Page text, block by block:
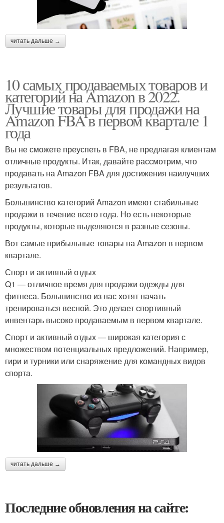
читать дальше →
10 самых продаваемых товаров и
категорий на Amazon в 2022.
Лучшие товары для продажи на
Amazon FBA в первом квартале 1
года
Вы не сможете преуспеть в FBA, не предлагая клиентам
отличные продукты. Итак, давайте рассмотрим, что
продавать на Amazon FBA для достижения наилучших
результатов.
Большинство категорий Amazon имеют стабильные
продажи в течение всего года. Но есть некоторые
продукты, которые выделяются в разные сезоны.
Вот самые прибыльные товары на Amazon в первом
квартале.
Спорт и активный отдых
Q1 — отличное время для продажи одежды для
фитнеса. Большинство из нас хотят начать
тренироваться весной. Это делает спортивный
инвентарь высоко продаваемым в первом квартале.
Спорт и активный отдых — широкая категория с
множеством потенциальных предложений. Например,
гири и турники или снаряжение для командных видов
спорта.
читать дальше →
Последние обновления на сайте: